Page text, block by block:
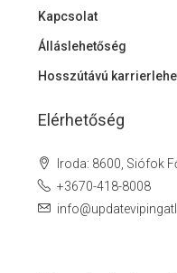
Kapcsolat
Álláslehetőség
Hosszútávú
Elérhetőség
Iroda: 8600, Siófok
+3670-418-8008